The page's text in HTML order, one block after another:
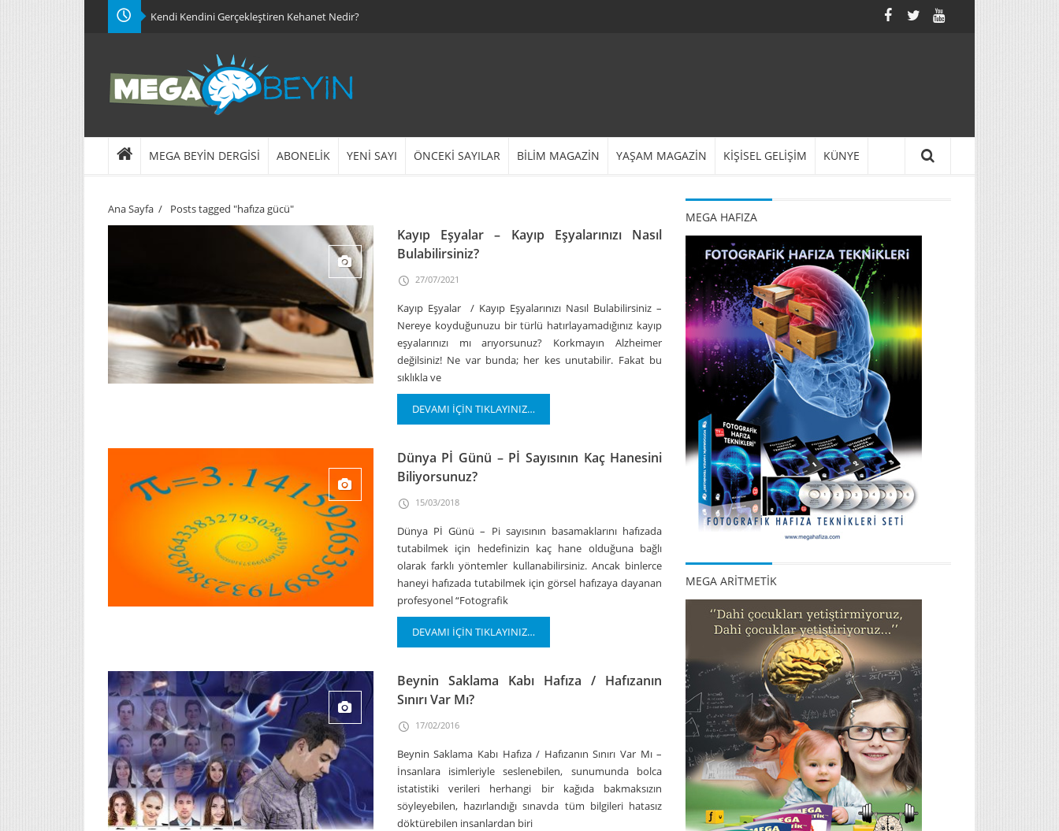
Kendi Kendini Gerçekleştiren Kehanet Nedir?
MEGA BEYİN DERGİSİ ABONELİK YENİ SAYI ÖNCEKİ SAYILAR BİLİM MAGAZİN YAŞAM MAGAZİN KİŞİSEL GELİŞİM KÜNYE
Ana Sayfa / Posts tagged "hafıza gücü"
Kayıp Eşyalar – Kayıp Eşyalarınızı Nasıl
Bulabilirsiniz?
27/07/2021
Kayıp Eşyalar / Kayıp Eşyalarınızı Nasıl Bulabilirsiniz –
Nereye koyduğunuzu bir türlü hatırlayamadığınız kayıp
eşyalarınızı mı arıyorsunuz? Korkmayın Alzheimer
değilsiniz! Ne var bunda; her kes unutabilir. Fakat bu
sıklıkla ve
DEVAMI İÇİN TIKLAYINIZ…
Dünya Pİ Günü – Pİ Sayısının Kaç Hanesini
Biliyorsunuz?
15/03/2018
Dünya Pİ Günü – Pi sayısının basamaklarını hafızada
tutabilmek için hedefinizin kaç hane olduğuna bağlı
olarak farklı yöntemler kullanabilirsiniz. Ancak binlerce
haneyi hafızada tutabilmek için görsel hafızaya dayanan
profesyonel “Fotografik
DEVAMI İÇİN TIKLAYINIZ…
Beynin Saklama Kabı Hafıza / Hafızanın
Sınırı Var Mı?
17/02/2016
Beynin Saklama Kabı Hafıza / Hafızanın Sınırı Var Mı –
İnsanlara isimleriyle seslenebilen, sunumunda bolca
istatistiki verileri herhangi bir kağıda bakmaksızın
söyleyebilen, hazırlandığı sınavda tüm bilgileri hatasız
döktürebilen insanlardan biri
MEGA HAFIZA
MEGA ARİTMETİK